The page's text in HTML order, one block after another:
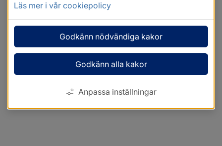
Läs mer i vår cookiepolicy
Godkänn nödvändiga kakor
Godkänn alla kakor
Anpassa inställningar